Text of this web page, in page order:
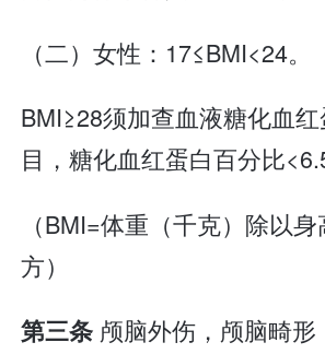
（二）女性：17≤BMI<24。
BMI≥28须加查血液糖化血
目，糖化血红蛋白百分比
（BMI=体重（千克）除以
方）
第三条 颅脑外伤，颅脑畸形